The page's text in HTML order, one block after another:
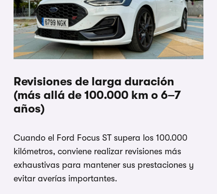
Revisiones de larga duración
(más allá de 100.000 km o 6–7
años)
Cuando el Ford Focus ST supera los 100.000
kilómetros, conviene realizar revisiones más
exhaustivas para mantener sus prestaciones y
evitar averías importantes.